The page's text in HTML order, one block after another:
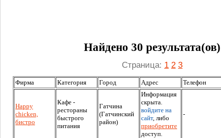
Найдено 30 результата(ов)
Страница: 1 2 3
Фирма Категория Город Адрес Телефон
Happy
chicken,
бистро
Кафе -
рестораны
быстрого
питания
Гатчина
(Гатчинский
район)
Информация
скрыта.
войдите на
сайт, либо
приобретите
доступ.
-